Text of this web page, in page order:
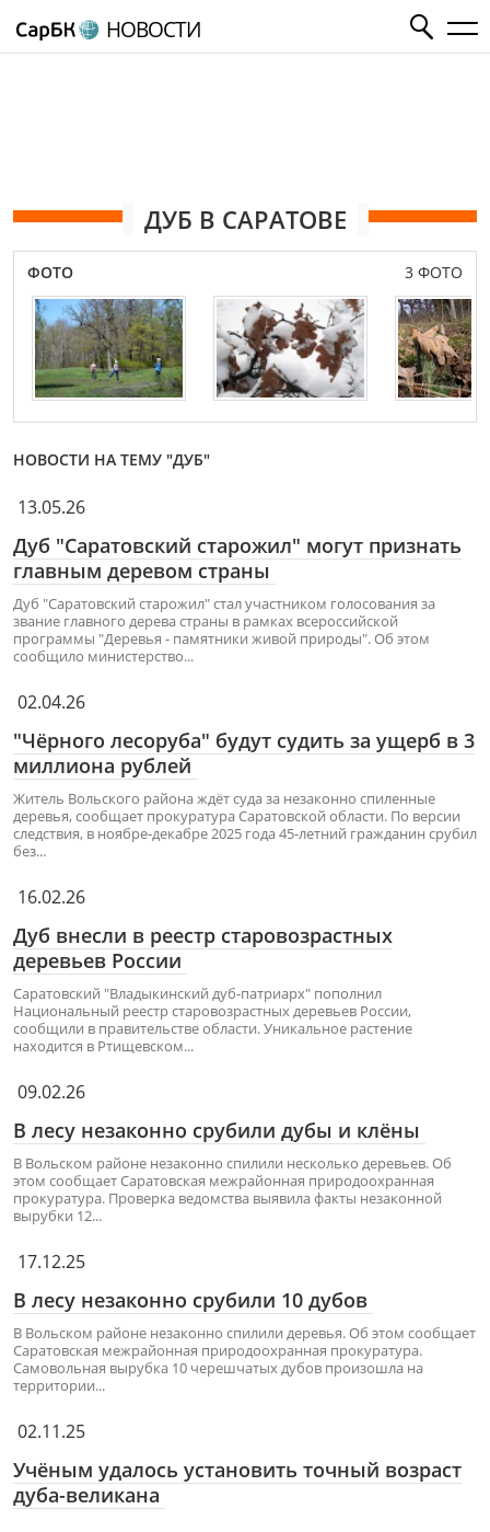
НОВОСТИ
ДУБ В САРАТОВЕ
ФОТО 3 ФОТО
НОВОСТИ НА ТЕМУ "ДУБ"
13.05.26
Дуб "Саратовский старожил" могут признать
главным деревом страны
Дуб "Саратовский старожил" стал участником голосования за
звание главного дерева страны в рамках всероссийской
программы "Деревья - памятники живой природы". Об этом
сообщило министерство...
02.04.26
"Чёрного лесоруба" будут судить за ущерб в 3
миллиона рублей
Житель Вольского района ждёт суда за незаконно спиленные
деревья, сообщает прокуратура Саратовской области. По версии
следствия, в ноябре-декабре 2025 года 45-летний гражданин срубил
без...
16.02.26
Дуб внесли в реестр старовозрастных
деревьев России
Саратовский "Владыкинский дуб-патриарх" пополнил
Национальный реестр старовозрастных деревьев России,
сообщили в правительстве области. Уникальное растение
находится в Ртищевском...
09.02.26
В лесу незаконно срубили дубы и клёны
В Вольском районе незаконно спилили несколько деревьев. Об
этом сообщает Саратовская межрайонная природоохранная
прокуратура. Проверка ведомства выявила факты незаконной
вырубки 12...
17.12.25
В лесу незаконно срубили 10 дубов
В Вольском районе незаконно спилили деревья. Об этом сообщает
Саратовская межрайонная природоохранная прокуратура.
Самовольная вырубка 10 черешчатых дубов произошла на
территории...
02.11.25
Учёным удалось установить точный возраст
дуба-великана